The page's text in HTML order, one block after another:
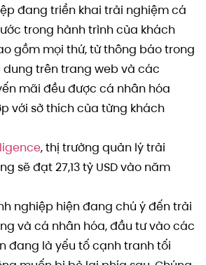
đang triển khai trải nghiệm cá
trong hành trình của khách
gồm mọi thứ, từ thông báo trong
dung trên trang web và các
mãi đều được cá nhân hóa
với sở thích của từng khách
, thị trường quản lý trải
sẽ đạt 27,13 tỷ USD vào năm
nghiệp hiện đang chú ý đến trải
và cá nhân hóa, đầu tư vào các
đang là yếu tố cạnh tranh tối